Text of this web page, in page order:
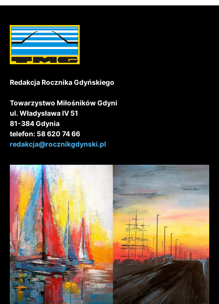
Redakcja Rocznika Gdyńskiego
Towarzystwo Miłośników Gdyni
ul. Władysława IV 51
81-384 Gdynia
telefon: 58 620 74 66
redakcja@rocznikgdynski.pl